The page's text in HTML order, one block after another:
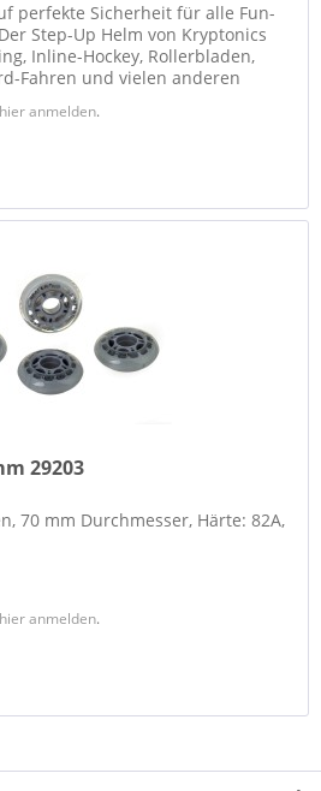
perfekte Sicherheit für alle Fun-
Step-Up Helm von Kryptonics
Inline-Hockey, Rollerbladen,
Fahren und vielen anderen
hier anmelden.
29203
70 mm Durchmesser, Härte: 82A,
hier anmelden.